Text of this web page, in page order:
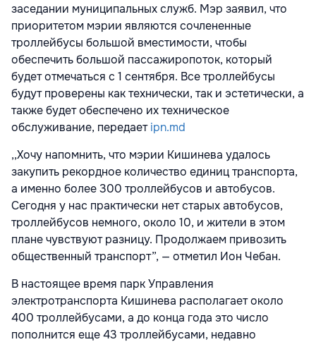
заседании муниципальных служб. Мэр заявил, что
приоритетом мэрии являются сочлененные
троллейбусы большой вместимости, чтобы
обеспечить большой пассажиропоток, который
будет отмечаться с 1 сентября. Все троллейбусы
будут проверены как технически, так и эстетически, а
также будет обеспечено их техническое
обслуживание, передаетipn.md
,,Хочу напомнить, что мэрии Кишинева удалось
закупить рекордное количество единиц транспорта,
а именно более 300 троллейбусов и автобусов.
Сегодня у нас практически нет старых автобусов,
троллейбусов немного, около 10, и жители в этом
плане чувствуют разницу. Продолжаем привозить
общественный транспорт”, — отметил Ион Чебан.
В настоящее время парк Управления
электротранспорта Кишинева располагает около
400 троллейбусами, а до конца года это число
пополнится еще 43 троллейбусами, недавно